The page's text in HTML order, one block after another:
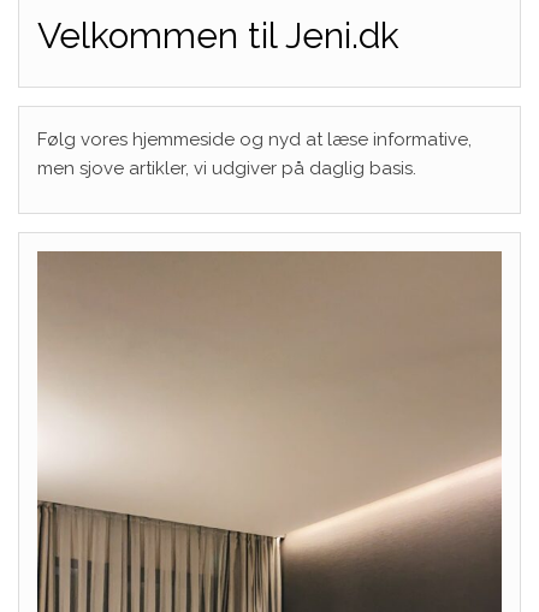
Velkommen til Jeni.dk
Følg vores hjemmeside og nyd at læse informative,
men sjove artikler, vi udgiver på daglig basis.